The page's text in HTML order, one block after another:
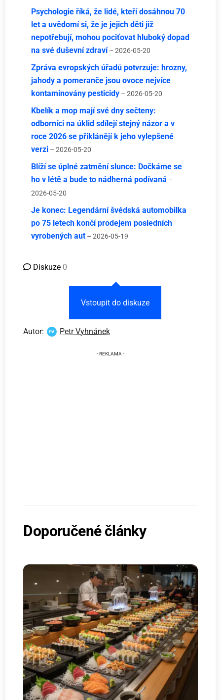
Psychologie říká, že lidé, kteří dosáhnou 70
let a uvědomí si, že je jejich děti již
nepotřebují, mohou pociťovat hluboký dopad
na své duševní zdraví – 2026-05-20
Zpráva evropských úřadů potvrzuje: hrozny,
jahody a pomeranče jsou ovoce nejvíce
kontaminovány pesticidy – 2026-05-20
Kbelík a mop mají své dny sečteny:
odborníci na úklid sdílejí stejný názor a v
roce 2026 se přiklánějí k jeho vylepšené
verzi – 2026-05-20
Blíží se úplné zatmění slunce: Dočkáme se
ho v létě a bude to nádherná podívaná –
2026-05-20
Je konec: Legendární švédská automobilka
po 75 letech končí prodejem posledních
vyrobených aut – 2026-05-19
Diskuze 0
Vstoupit do diskuze
Autor: Petr Vyhnánek
Doporučené články